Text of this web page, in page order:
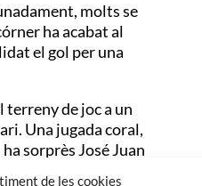
de les cookies
molts se
ha acabat al
el gol per una
de joc a un
Una jugada coral,
sorprès José Juan